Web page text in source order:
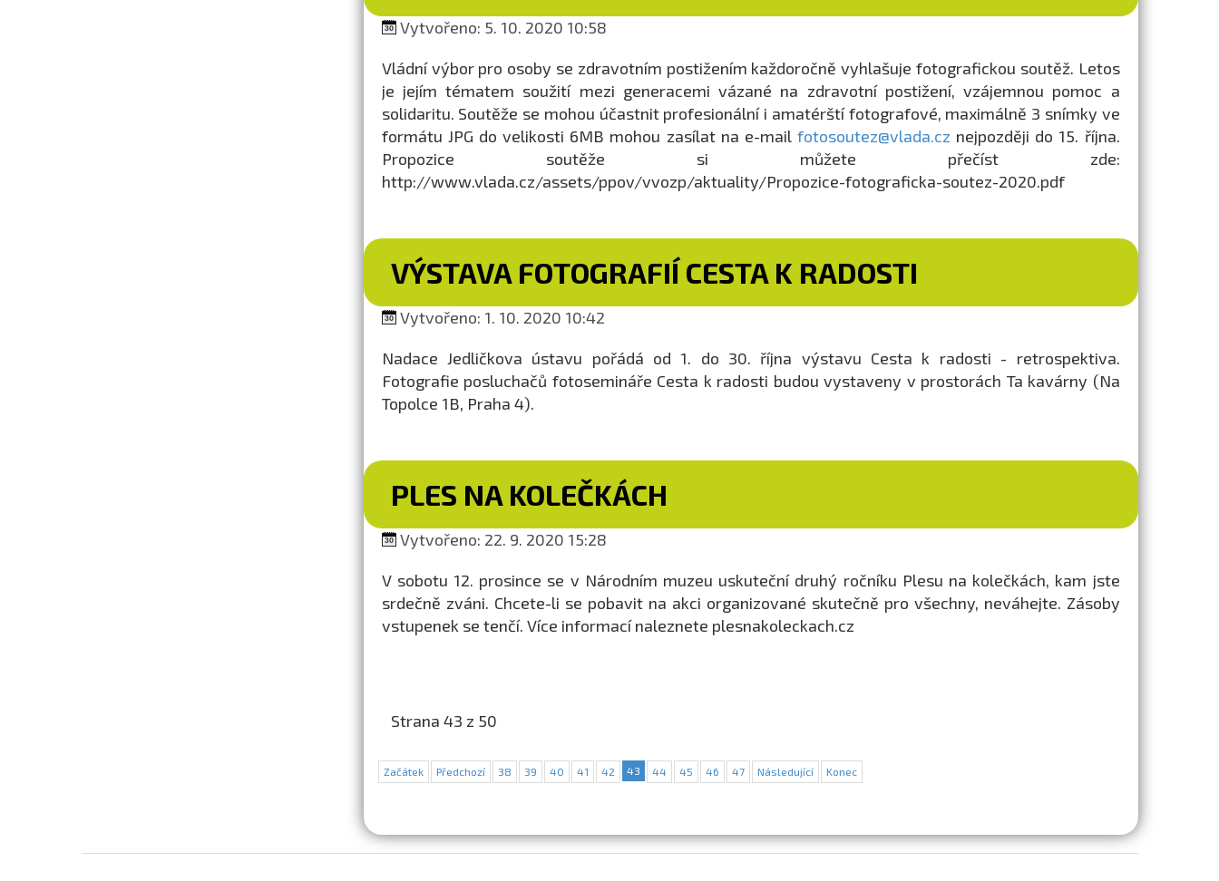
Vytvořeno: 5. 10. 2020 10:58
Vládní výbor pro osoby se zdravotním postižením každoročně vyhlašuje fotografickou soutěž. Letos
je jejím tématem soužití mezi generacemi vázané na zdravotní postižení, vzájemnou pomoc a
solidaritu. Soutěže se mohou účastnit profesionální i amatérští fotografové, maximálně 3 snímky ve
formátu JPG do velikosti 6MB mohou zasílat na e-mail fotosoutez@vlada.cz nejpozději do 15. října.
Propozice soutěže si můžete přečíst zde:
http://www.vlada.cz/assets/ppov/vvozp/aktuality/Propozice-fotograficka-soutez-2020.pdf
VÝSTAVA FOTOGRAFIÍ CESTA K RADOSTI
Vytvořeno: 1. 10. 2020 10:42
Nadace Jedličkova ústavu pořádá od 1. do 30. října výstavu Cesta k radosti - retrospektiva.
Fotografie posluchačů fotosemináře Cesta k radosti budou vystaveny v prostorách Ta kavárny (Na
Topolce 1B, Praha 4).
PLES NA KOLEČKÁCH
Vytvořeno: 22. 9. 2020 15:28
V sobotu 12. prosince se v Národním muzeu uskuteční druhý ročníku Plesu na kolečkách, kam jste
srdečně zváni. Chcete-li se pobavit na akci organizované skutečně pro všechny, neváhejte. Zásoby
vstupenek se tenčí. Více informací naleznete plesnakoleckach.cz
Strana 43 z 50
Začátek Předchozí 38 39 40 41 42 43 44 45 46 47 Následující Konec